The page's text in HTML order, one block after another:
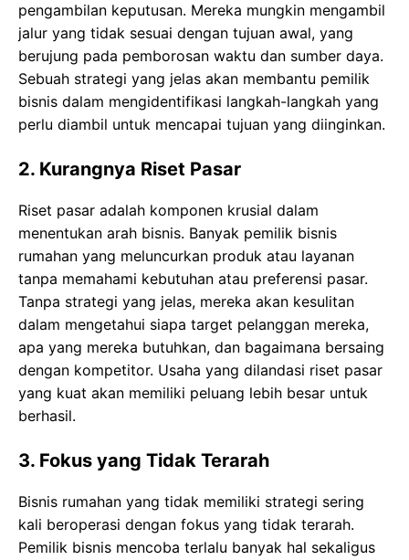
pengambilan keputusan. Mereka mungkin mengambil
jalur yang tidak sesuai dengan tujuan awal, yang
berujung pada pemborosan waktu dan sumber daya.
Sebuah strategi yang jelas akan membantu pemilik
bisnis dalam mengidentifikasi langkah-langkah yang
perlu diambil untuk mencapai tujuan yang diinginkan.
2. Kurangnya Riset Pasar
Riset pasar adalah komponen krusial dalam
menentukan arah bisnis. Banyak pemilik bisnis
rumahan yang meluncurkan produk atau layanan
tanpa memahami kebutuhan atau preferensi pasar.
Tanpa strategi yang jelas, mereka akan kesulitan
dalam mengetahui siapa target pelanggan mereka,
apa yang mereka butuhkan, dan bagaimana bersaing
dengan kompetitor. Usaha yang dilandasi riset pasar
yang kuat akan memiliki peluang lebih besar untuk
berhasil.
3. Fokus yang Tidak Terarah
Bisnis rumahan yang tidak memiliki strategi sering
kali beroperasi dengan fokus yang tidak terarah.
Pemilik bisnis mencoba terlalu banyak hal sekaligus